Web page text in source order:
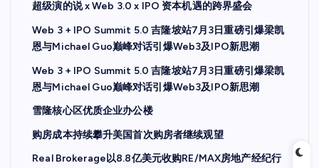
超级演的说 x Web 3.0 x IPO 资本机遇的跨界盛会
Web 3 + IPO Summit 5.0 吉隆坡站7月3日重磅引爆梁凯
恩与Michael Guo巅峰对话引爆Web3及IPO新思潮
Web 3 + IPO Summit 5.0 吉隆坡站7月3日重磅引爆梁凯
恩与Michael Guo巅峰对话引爆Web3及IPO新思潮
雪隆核心区优质企业办公楼
购房成本持续攀升美国首次购房者继续观望
Real Brokerage以8.8亿美元收购RE/MAX房地产经纪行